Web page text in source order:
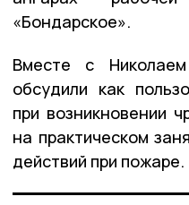
«Бондарское».
Вместе с
обсудили как
при возникновении
на практическом
действий при пожаре.